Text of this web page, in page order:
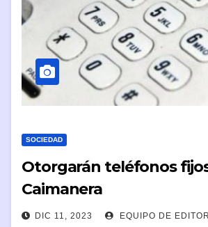
SOCIEDAD
Otorgarán teléfonos
Caimanera
DIC 11, 2023 EQUIPO DE